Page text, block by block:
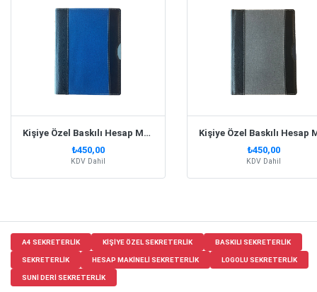
Kişiye Özel Baskılı Hesap Makinalı Mavi Sekreterlik
₺450,00
KDV Dahil
₺450,00
KDV Dahil
A4 SEKRETERLIK KIŞIYE ÖZEL SEKRETERLIK BASKILI SEKRETERLIK
SEKRETERLIK HESAP MAKINELI SEKRETERLIK LOGOLU SEKRETERLIK
SUNI DERI SEKRETERLIK